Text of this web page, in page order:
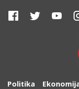
Politika